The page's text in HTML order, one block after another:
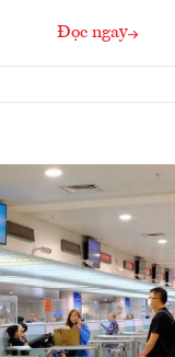
Đọc ngay